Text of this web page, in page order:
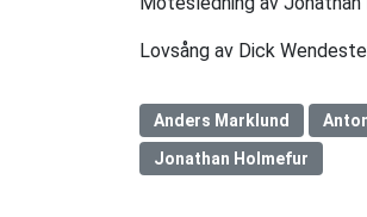
Lovsång av Dick
Anders Marklund
Jonathan Holmefur